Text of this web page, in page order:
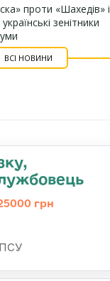
проти «Шахедів» і
зенітники
ВСІ НОВИНИ
грн